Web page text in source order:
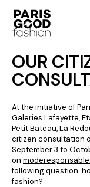
OUR
At the initiative of
Galeries Lafayette,
Petit Bateau, La
citizen consultation
September 3 to
on
following question:
fashion?